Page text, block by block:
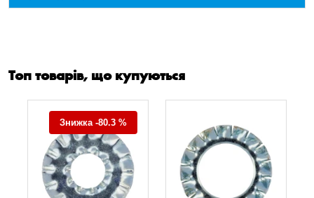
Топ товарів, що купуються
Знижка -80.3 %